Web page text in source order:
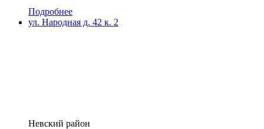
Подробнее
ул. Народная д. 42 к. 2
Невский район